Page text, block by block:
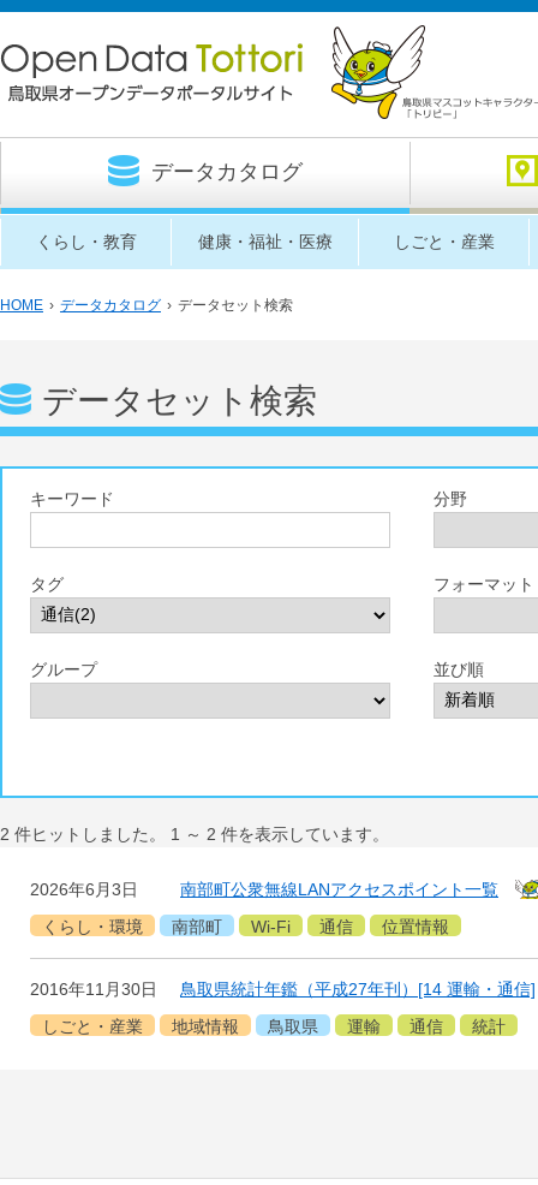
データカタログ
くらし・教育 健康・福祉・医療 しごと・産業
HOME › データカタログ › データセット検索
データセット検索
キーワード 分野
タグ フォーマット
グループ 並び順
2 件ヒットしました。 1 ～ 2 件を表示しています。
2026年6月3日
南部町公衆無線LANアクセスポイント一覧
くらし・環境
南部町 Wi-Fi 通信 位置情報
2016年11月30日
鳥取県統計年鑑（平成27年刊）[14 運輸・通信]
しごと・産業
地域情報 鳥取県 運輸 通信 統計